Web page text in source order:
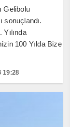
Gelibolu
sonuçlandı.
100 Yılda Bize
19:28